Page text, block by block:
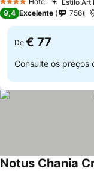
4 Estrelas Estilo Art
9,4 Excelente 756
De € 77
Consulte os preços
Notus Chania